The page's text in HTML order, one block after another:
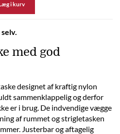
i kurv
med god
designet af kraftig nylon
sammenklappelig og derfor
er i brug. De indvendige vægge
af rummet og strigletasken
Justerbar og aftagelig